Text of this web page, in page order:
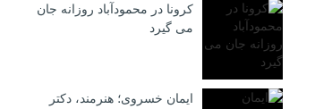
کرونا در محمودآباد روزانه جان
می گیرد
ایمان خسروی؛ هنرمند، دکتر